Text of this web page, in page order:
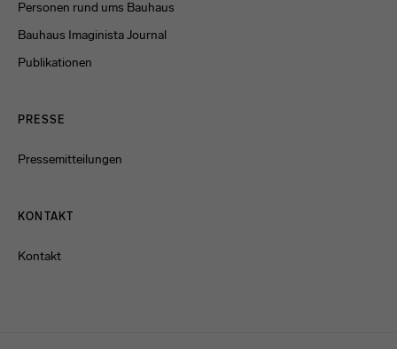
Personen rund ums Bauhaus
Bauhaus Imaginista Journal
Publikationen
PRESSE
Pressemitteilungen
KONTAKT
Kontakt